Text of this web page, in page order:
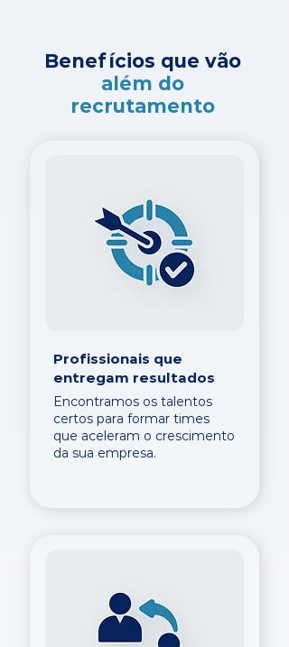
Benefícios que vão
além do
recrutamento
Profissionais que
entregam resultados
Encontramos os talentos
certos para formar times
que aceleram o crescimento
da sua empresa.